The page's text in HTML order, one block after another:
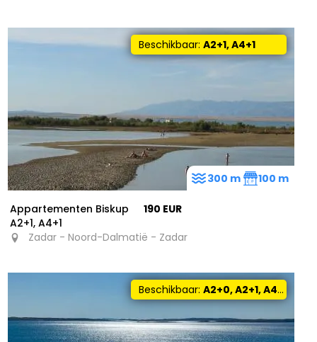
Beschikbaar: A2+1, A4+1
Appartementen Biskup
A2+1, A4+1
190 EUR
Zadar - Noord-Dalmatië - Zadar
300 m 100 m
Beschikbaar: A2+0, A2+1, A4+0, A5+0